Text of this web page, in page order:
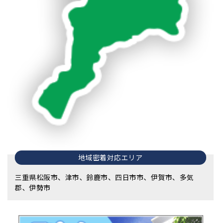
地域密着対応エリア
三重県松阪市、津市、鈴鹿市、四日市市、伊賀市、多気
郡、伊勢市